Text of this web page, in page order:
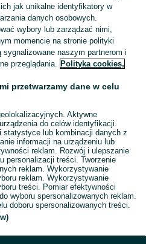
Skorzystaj z największego serwisu ogłoszeniowego - Konstantowo i okolice! Kupuj to, czego pragniesz i sprzedawaj to, czego już nie potrzebujesz! Zobacz
jak unikalne identyfikatory w
danych osobowych.
wybory lub zarządzać nimi,
momencie na stronie polityki
naszym partnerom i
przeglądania. Polityka cookies,
przetwarzamy dane w celu
Aktywne
do celów identyfikacji.
statystyce lub kombinacji danych z
informacji na urządzeniu lub
reklam. Rozwój i ulepszanie
personalizacji treści. Tworzenie
reklam. Wykorzystywanie
reklam. Wykorzystywanie
treści. Pomiar efektywności
wyboru spersonalizowanych reklam.
doboru spersonalizowanych treści.